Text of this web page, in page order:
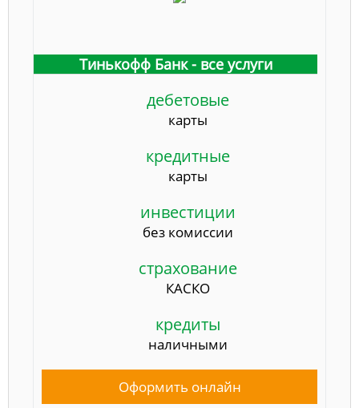
Тинькофф Банк - все услуги
дебетовые
карты
кредитные
карты
инвестиции
без комиссии
страхование
КАСКО
кредиты
наличными
Оформить онлайн